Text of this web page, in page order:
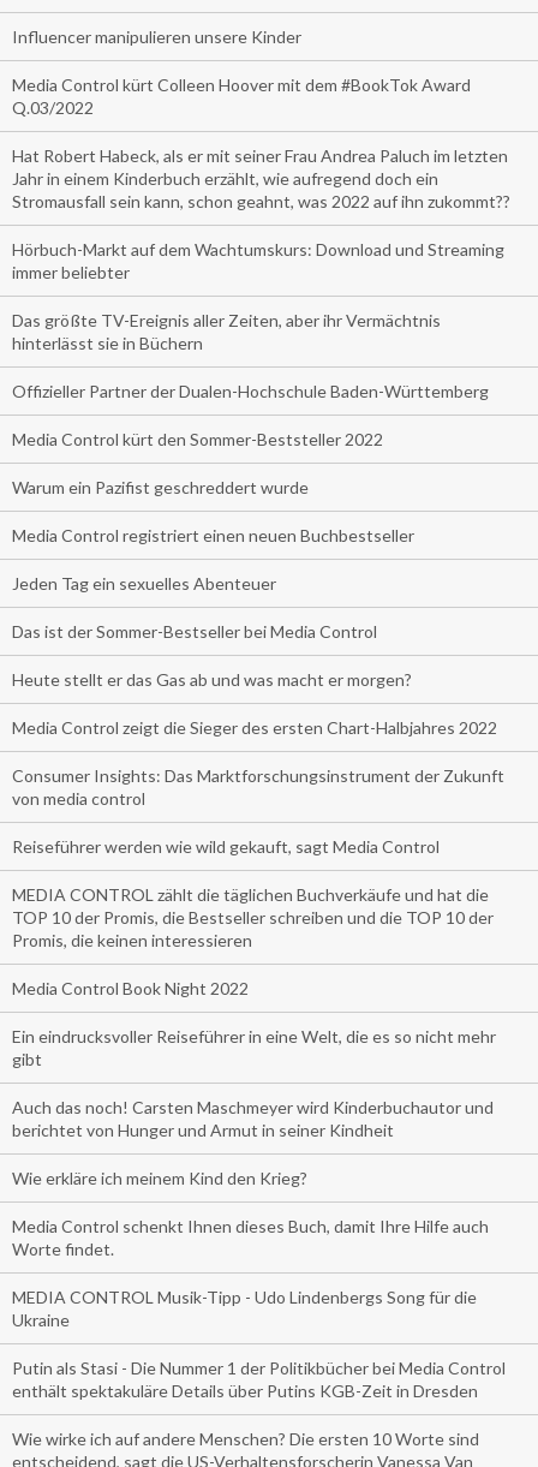
Influencer manipulieren unsere Kinder
Media Control kürt Colleen Hoover mit dem #BookTok Award
Q.03/2022
Hat Robert Habeck, als er mit seiner Frau Andrea Paluch im letzten
Jahr in einem Kinderbuch erzählt, wie aufregend doch ein
Stromausfall sein kann, schon geahnt, was 2022 auf ihn zukommt??
Hörbuch-Markt auf dem Wachtumskurs: Download und Streaming
immer beliebter
Das größte TV-Ereignis aller Zeiten, aber ihr Vermächtnis
hinterlässt sie in Büchern
Offizieller Partner der Dualen-Hochschule Baden-Württemberg
Media Control kürt den Sommer-Beststeller 2022
Warum ein Pazifist geschreddert wurde
Media Control registriert einen neuen Buchbestseller
Jeden Tag ein sexuelles Abenteuer
Das ist der Sommer-Bestseller bei Media Control
Heute stellt er das Gas ab und was macht er morgen?
Media Control zeigt die Sieger des ersten Chart-Halbjahres 2022
Consumer Insights: Das Marktforschungsinstrument der Zukunft
von media control
Reiseführer werden wie wild gekauft, sagt Media Control
MEDIA CONTROL zählt die täglichen Buchverkäufe und hat die
TOP 10 der Promis, die Bestseller schreiben und die TOP 10 der
Promis, die keinen interessieren
Media Control Book Night 2022
Ein eindrucksvoller Reiseführer in eine Welt, die es so nicht mehr
gibt
Auch das noch! Carsten Maschmeyer wird Kinderbuchautor und
berichtet von Hunger und Armut in seiner Kindheit
Wie erkläre ich meinem Kind den Krieg?
Media Control schenkt Ihnen dieses Buch, damit Ihre Hilfe auch
Worte findet.
MEDIA CONTROL Musik-Tipp - Udo Lindenbergs Song für die
Ukraine
Putin als Stasi - Die Nummer 1 der Politikbücher bei Media Control
enthält spektakuläre Details über Putins KGB-Zeit in Dresden
Wie wirke ich auf andere Menschen? Die ersten 10 Worte sind
entscheidend, sagt die US-Verhaltensforscherin Vanessa Van